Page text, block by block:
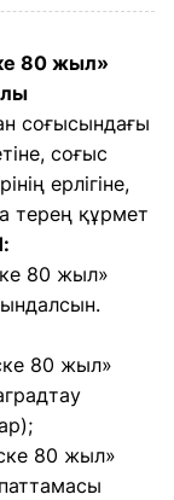
80 жыл»
соғысындағы
соғыс
ерлігіне,
терең құрмет
80 жыл»
80 жыл»
80 жыл»